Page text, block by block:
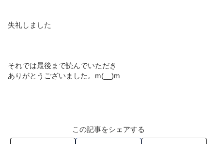
失礼しました
それでは最後まで読んでいただき
ありがとうございました。m(__)m
この記事をシェアする